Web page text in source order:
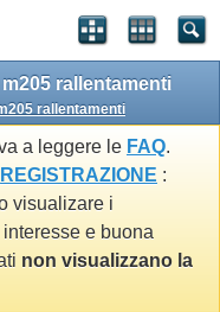
rallentamenti
rallentamenti
a leggere le FAQ.
REGISTRAZIONE :
visualizare i
e buona
non visualizzano la